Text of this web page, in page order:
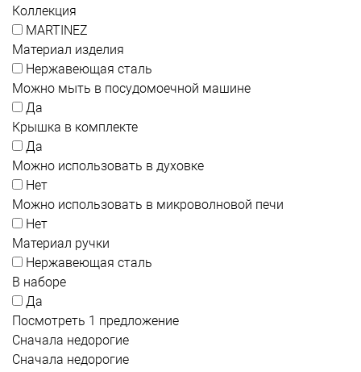
Коллекция
MARTINEZ
Материал изделия
Нержавеющая сталь
Можно мыть в посудомоечной машине
Да
Крышка в комплекте
Да
Можно использовать в духовке
Нет
Можно использовать в микроволновой печи
Нет
Материал ручки
Нержавеющая сталь
В наборе
Да
Посмотреть 1 предложение
Сначала недорогие
Сначала недорогие